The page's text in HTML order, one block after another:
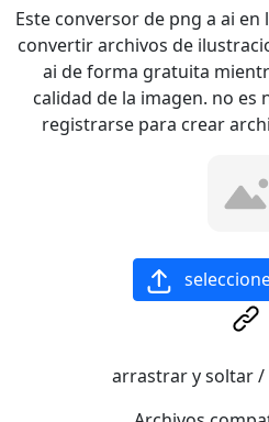
Este conversor de png a ai
convertir archivos de
ai de forma gratuita
calidad de la imagen. no es
registrarse para crear
arrastrar y soltar /